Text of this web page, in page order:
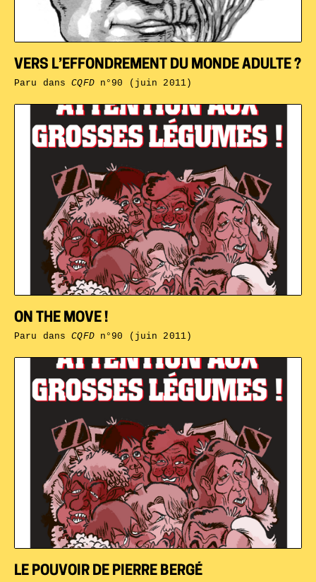
LE POUVOIR DE PIERRE BERGÉ
ON THE MOVE !
Paru dansCQFDn°90 (juin 2011)
VERS L’EFFONDREMENT DU MONDE ADULTE ?
Paru dansCQFDn°90 (juin 2011)